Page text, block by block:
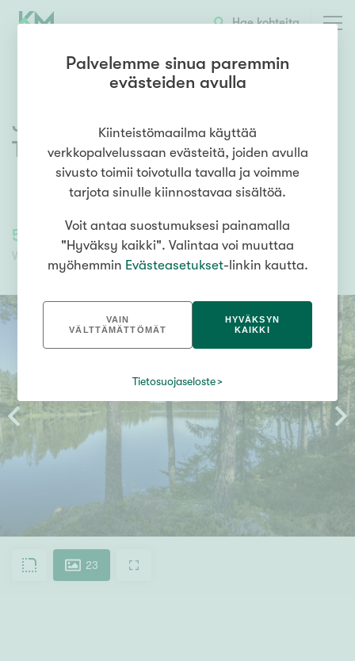
Hae kohteita
Jakamantie 151,Velaatta
Tampere
59 000,00 €
Velaton hinta
59 000,00 €
23
Palvelemme sinua paremmin
evästeiden avulla
Kiinteistömaailma käyttää
verkkopalvelussaan evästeitä, joiden avulla
sivusto toimii toivotulla tavalla ja voimme
tarjota sinulle kiinnostavaa sisältöä.
Voit antaa suostumuksesi painamalla
"Hyväksy kaikki". Valintaa voi muuttaa
myöhemmin Evästeasetukset-linkin kautta.
VAIN
VÄLTTÄMÄTTÖMÄT
HYVÄKSYN
KAIKKI
Tietosuojaseloste